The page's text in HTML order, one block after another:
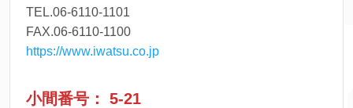
TEL.06-6110-1101
FAX.06-6110-1100
https://www.iwatsu.co.jp
小間番号： 5-21